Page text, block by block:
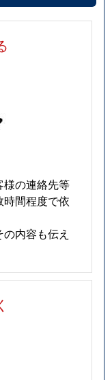
様の連絡先等
時間程度で依
内容も伝え